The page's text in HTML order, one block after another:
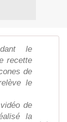
le
recette
de
le
de
la